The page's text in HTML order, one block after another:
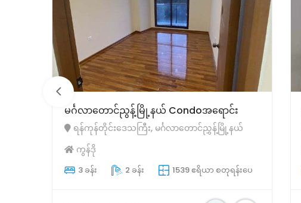
တောင်ဥက္ကလာပမြို့နယ်minicondoအရောင်း
ရန်ကုန်တိုင်းဒေသကြီး, တောင်ဥက္ကလာပမြို့နယ်
ကွန်ဒို
2 ခန်း 1 ခန်း 1026 ဧရိယာ စတုရန်းပေ